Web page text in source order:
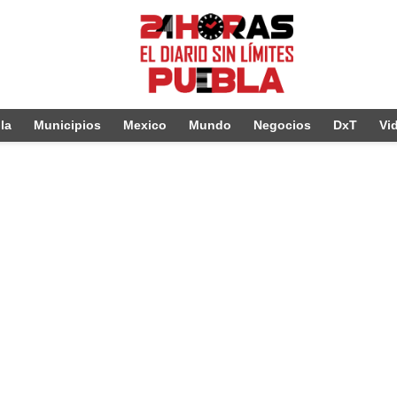
Municipios Mexico Mundo Negocios DxT